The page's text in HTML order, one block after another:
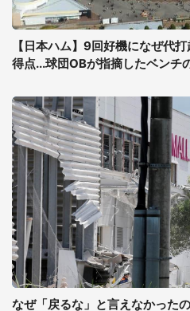
【日本ハム】9回好機になぜ代
得点...球団OBが指摘したベンチ
なぜ「戻るな」と言えなかった